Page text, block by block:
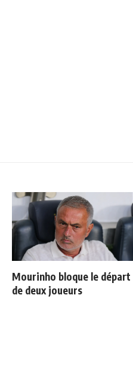
Mourinho bloque le départ
de deux joueurs